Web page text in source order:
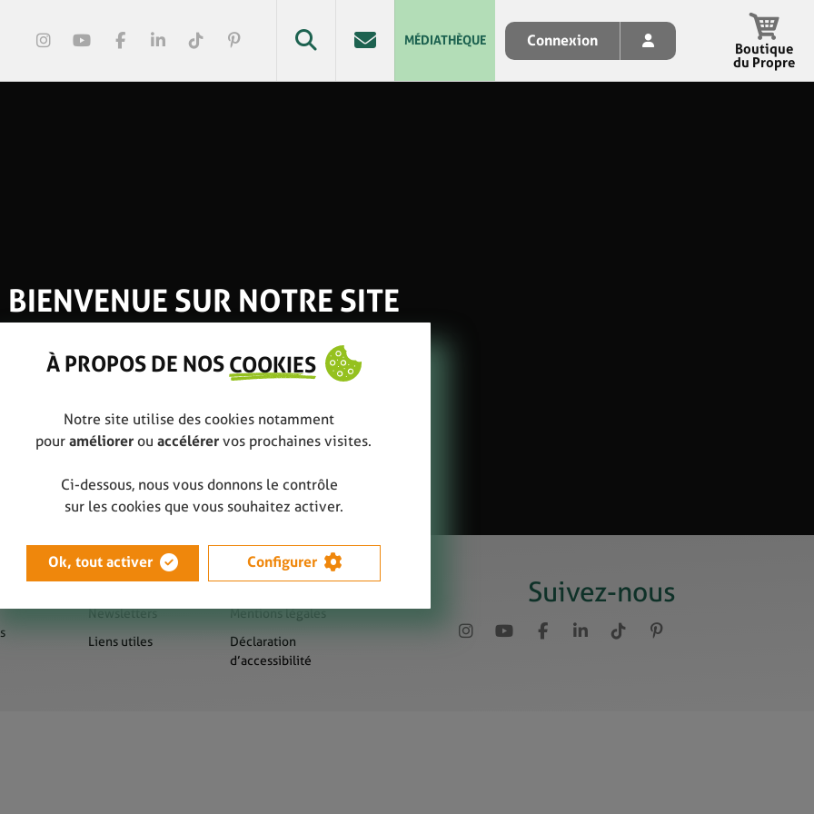
MÉDIATHÈQUE Connexion
Boutique
du Propre
Presse
Newsletters
Liens utiles
Sitemap
Mentions légales
Déclaration
d’accessibilité
Suivez-nous
BIENVENUE SUR NOTRE SITE
À PROPOS DE NOS COOKIES
Notre site utilise des cookies notamment
pour améliorer ou accélérer vos prochaines visites.
Ci-dessous, nous vous donnons le contrôle
sur les cookies que vous souhaitez activer.
Ok, tout activer Configurer